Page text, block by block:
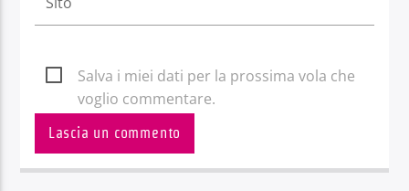
Salva i miei dati per la prossima vola che
voglio commentare.